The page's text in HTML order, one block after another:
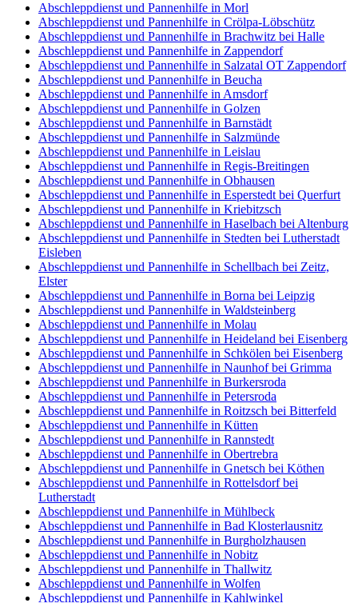
Abschleppdienst und Pannenhilfe in Morl
Abschleppdienst und Pannenhilfe in Crölpa-Löbschütz
Abschleppdienst und Pannenhilfe in Brachwitz bei Halle
Abschleppdienst und Pannenhilfe in Zappendorf
Abschleppdienst und Pannenhilfe in Salzatal OT Zappendorf
Abschleppdienst und Pannenhilfe in Beucha
Abschleppdienst und Pannenhilfe in Amsdorf
Abschleppdienst und Pannenhilfe in Golzen
Abschleppdienst und Pannenhilfe in Barnstädt
Abschleppdienst und Pannenhilfe in Salzmünde
Abschleppdienst und Pannenhilfe in Leislau
Abschleppdienst und Pannenhilfe in Regis-Breitingen
Abschleppdienst und Pannenhilfe in Obhausen
Abschleppdienst und Pannenhilfe in Esperstedt bei Querfurt
Abschleppdienst und Pannenhilfe in Kriebitzsch
Abschleppdienst und Pannenhilfe in Haselbach bei Altenburg
Abschleppdienst und Pannenhilfe in Stedten bei Lutherstadt
Eisleben
Abschleppdienst und Pannenhilfe in Schellbach bei Zeitz,
Elster
Abschleppdienst und Pannenhilfe in Borna bei Leipzig
Abschleppdienst und Pannenhilfe in Waldsteinberg
Abschleppdienst und Pannenhilfe in Molau
Abschleppdienst und Pannenhilfe in Heideland bei Eisenberg
Abschleppdienst und Pannenhilfe in Schkölen bei Eisenberg
Abschleppdienst und Pannenhilfe in Naunhof bei Grimma
Abschleppdienst und Pannenhilfe in Burkersroda
Abschleppdienst und Pannenhilfe in Petersroda
Abschleppdienst und Pannenhilfe in Roitzsch bei Bitterfeld
Abschleppdienst und Pannenhilfe in Kütten
Abschleppdienst und Pannenhilfe in Rannstedt
Abschleppdienst und Pannenhilfe in Obertrebra
Abschleppdienst und Pannenhilfe in Gnetsch bei Köthen
Abschleppdienst und Pannenhilfe in Rottelsdorf bei
Lutherstadt
Abschleppdienst und Pannenhilfe in Mühlbeck
Abschleppdienst und Pannenhilfe in Bad Klosterlausnitz
Abschleppdienst und Pannenhilfe in Burgholzhausen
Abschleppdienst und Pannenhilfe in Nobitz
Abschleppdienst und Pannenhilfe in Thallwitz
Abschleppdienst und Pannenhilfe in Wolfen
Abschleppdienst und Pannenhilfe in Kahlwinkel